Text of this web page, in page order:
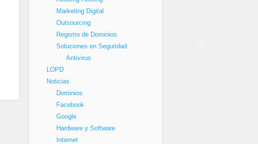
Marketing Digital
Outsourcing
Registro de Dominios
Soluciones en Seguridad
Antivirus
LOPD
Noticias
Dominios
Facebook
Google
Hardware y Software
Internet